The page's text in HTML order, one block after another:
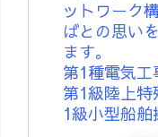
ットワーク
ばとの思い
ます。
第1種電気工
第1級陸上
1級小型船舶